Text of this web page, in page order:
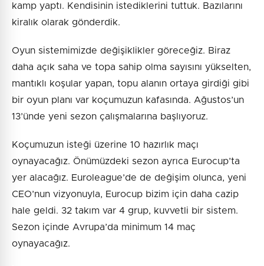
kamp yaptı. Kendisinin istediklerini tuttuk. Bazılarını
kiralık olarak gönderdik.
Oyun sistemimizde değişiklikler göreceğiz. Biraz
daha açık saha ve topa sahip olma sayısını yükselten,
mantıklı koşular yapan, topu alanın ortaya girdiği gibi
bir oyun planı var koçumuzun kafasında. Ağustos’un
13’ünde yeni sezon çalışmalarına başlıyoruz.
Koçumuzun isteği üzerine 10 hazırlık maçı
oynayacağız. Önümüzdeki sezon ayrıca Eurocup’ta
yer alacağız. Euroleague’de de değişim olunca, yeni
CEO’nun vizyonuyla, Eurocup bizim için daha cazip
hale geldi. 32 takım var 4 grup, kuvvetli bir sistem.
Sezon içinde Avrupa’da minimum 14 maç
oynayacağız.